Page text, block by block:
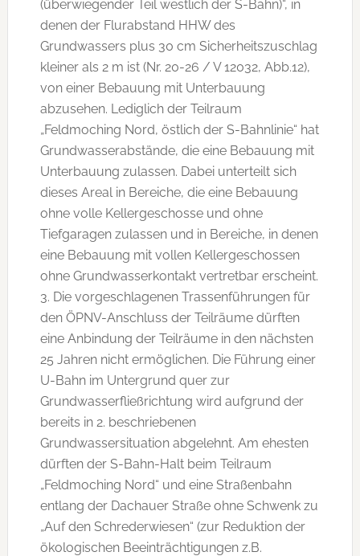
(überwiegender Teil westlich der S-Bahn)“, in
denen der Flurabstand HHW des
Grundwassers plus 30 cm Sicherheitszuschlag
kleiner als 2 m ist (Nr. 20-26 / V 12032, Abb.12),
von einer Bebauung mit Unterbauung
abzusehen. Lediglich der Teilraum
„Feldmoching Nord, östlich der S-Bahnlinie“ hat
Grundwasserabstände, die eine Bebauung mit
Unterbauung zulassen. Dabei unterteilt sich
dieses Areal in Bereiche, die eine Bebauung
ohne volle Kellergeschosse und ohne
Tiefgaragen zulassen und in Bereiche, in denen
eine Bebauung mit vollen Kellergeschossen
ohne Grundwasserkontakt vertretbar erscheint.
3. Die vorgeschlagenen Trassenführungen für
den ÖPNV-Anschluss der Teilräume dürften
eine Anbindung der Teilräume in den nächsten
25 Jahren nicht ermöglichen. Die Führung einer
U-Bahn im Untergrund quer zur
Grundwasserfließrichtung wird aufgrund der
bereits in 2. beschriebenen
Grundwassersituation abgelehnt. Am ehesten
dürften der S-Bahn-Halt beim Teilraum
„Feldmoching Nord“ und eine Straßenbahn
entlang der Dachauer Straße ohne Schwenk zu
„Auf den Schrederwiesen“ (zur Reduktion der
ökologischen Beeinträchtigungen z.B.